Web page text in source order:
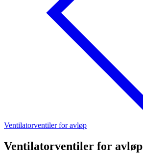
Ventilatorventiler for avløp
Ventilatorventiler for avløp